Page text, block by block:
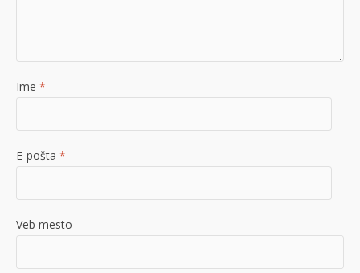
Ime *
E-pošta *
Veb mesto